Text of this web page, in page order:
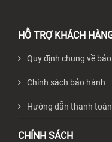
HỖ TRỢ KHÁCH
Quy định chung về
Chính sách bảo hành
Hướng dẫn thanh toán
CHÍNH SÁCH